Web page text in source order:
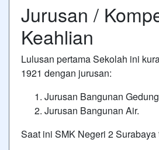
Jurusan /
Keahlian
Lulusan pertama Sekolah ini
1921 dengan jurusan:
Jurusan Bangunan
Jurusan Bangunan Air.
Saat ini SMK Negeri 2 Surabaya